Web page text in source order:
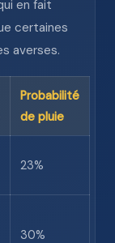
en fait
certaines
averses.
Probabilité
de pluie
23%
30%